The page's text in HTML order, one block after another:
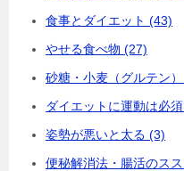
食事とダイエット (43)
やせる食べ物 (27)
砂糖・小麦（グルテン
ダイエットに運動は必
姿勢が悪いと太る (3)
便秘解消法・腸活のス